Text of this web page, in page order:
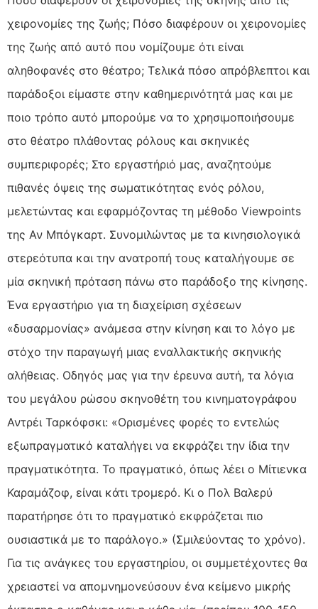
χειρονομίες της ζωής; Πόσο διαφέρουν οι χειρονομίες
της ζωής από αυτό που νομίζουμε ότι είναι
αληθοφανές στο θέατρο; Τελικά πόσο απρόβλεπτοι και
παράδοξοι είμαστε στην καθημερινότητά μας και με
ποιο τρόπο αυτό μπορούμε να το χρησιμοποιήσουμε
στο θέατρο πλάθοντας ρόλους και σκηνικές
συμπεριφορές; Στο εργαστήριό μας, αναζητούμε
πιθανές όψεις της σωματικότητας ενός ρόλου,
μελετώντας και εφαρμόζοντας τη μέθοδο Viewpoints
της Αν Μπόγκαρτ. Συνομιλώντας με τα κινησιολογικά
στερεότυπα και την ανατροπή τους καταλήγουμε σε
μία σκηνική πρόταση πάνω στο παράδοξο της κίνησης.
Ένα εργαστήριο για τη διαχείριση σχέσεων
«δυσαρμονίας» ανάμεσα στην κίνηση και το λόγο με
στόχο την παραγωγή μιας εναλλακτικής σκηνικής
αλήθειας. Οδηγός μας για την έρευνα αυτή, τα λόγια
του μεγάλου ρώσου σκηνοθέτη του κινηματογράφου
Αντρέι Ταρκόφσκι: «Ορισμένες φορές το εντελώς
εξωπραγματικό καταλήγει να εκφράζει την ίδια την
πραγματικότητα. Το πραγματικό, όπως λέει ο Μίτιενκα
Καραμάζοφ, είναι κάτι τρομερό. Κι ο Πολ Βαλερύ
παρατήρησε ότι το πραγματικό εκφράζεται πιο
ουσιαστικά με το παράλογο.» (Σμιλεύοντας το χρόνο).
Για τις ανάγκες του εργαστηρίου, οι συμμετέχοντες θα
χρειαστεί να απομνημονεύσουν ένα κείμενο μικρής